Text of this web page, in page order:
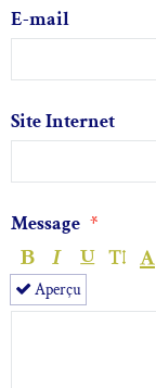
E-mail
Site Internet
Message
Aperçu